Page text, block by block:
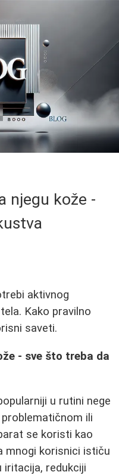
njegu kože -
aktivnog
Kako pravilno
saveti.
- sve što treba da
u rutini nege
ili
se koristi kao
mnogi korisnici ističu
iritacija, redukciji